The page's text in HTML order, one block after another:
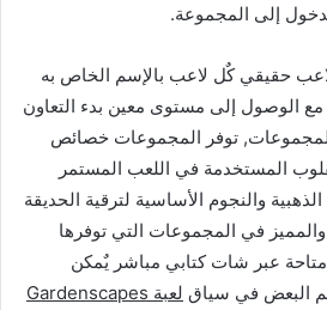
إلى المجموعة.
تتكون من 30 لاعب حقيقي كٌل لاعب بالإسم الخاص به
الوصول إلى مستوى معين بدء التعاون
توفر المجموعات خصائص
المستخدمة في اللعب المستمر
والنجوم الأساسية لترقية الحديقة
والمميز في المجموعات التي توفرها
عبر شات كتابي مباشر يٌمكن
البعض في سياق
لعبة Gardenscapes